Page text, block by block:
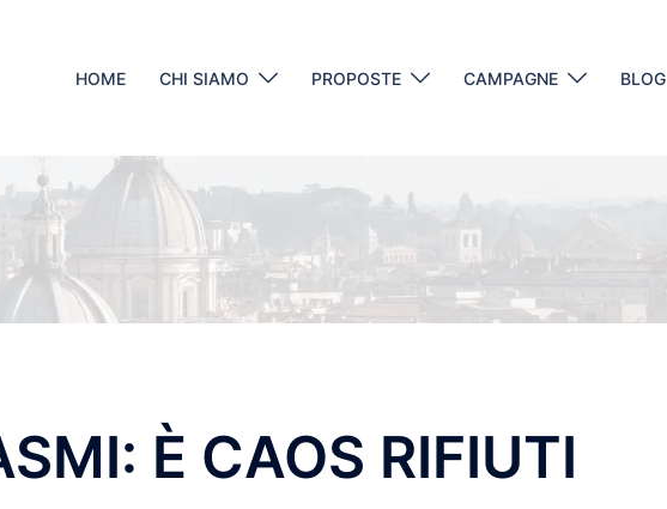
HOME CHI SIAMO PROPOSTE CAMPAGNE BLOG
È CAOS RIFIUTI